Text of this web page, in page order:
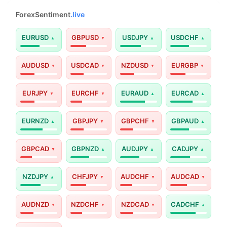
ForexSentiment.live
EURUSD GBPUSD USDJPY USDCHF
AUDUSD USDCAD NZDUSD EURGBP
EURJPY EURCHF EURAUD EURCAD
EURNZD GBPJPY GBPCHF GBPAUD
GBPCAD GBPNZD AUDJPY CADJPY
NZDJPY CHFJPY AUDCHF AUDCAD
AUDNZD NZDCHF NZDCAD CADCHF